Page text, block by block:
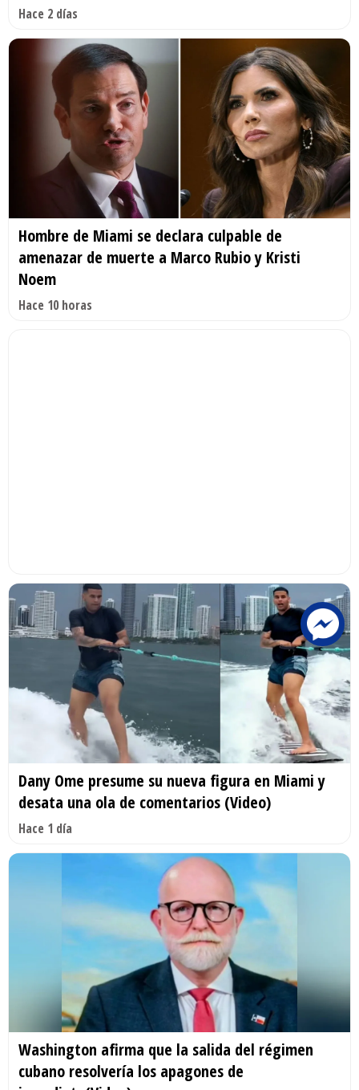
Hace 2 días
Hombre de Miami se declara culpable de
amenazar de muerte a Marco Rubio y Kristi
Noem
Hace 10 horas
Dany Ome presume su nueva figura en Miami y
desata una ola de comentarios (Video)
Hace 1 día
Washington afirma que la salida del régimen
cubano resolvería los apagones de